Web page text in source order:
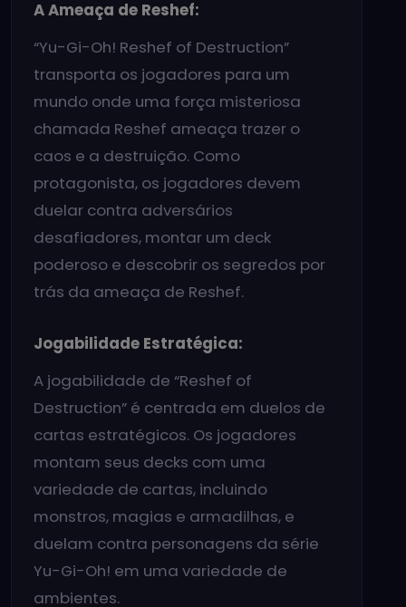
A Ameaça de Reshef:
“Yu-Gi-Oh! Reshef of Destruction”
transporta os jogadores para um
mundo onde uma força misteriosa
chamada Reshef ameaça trazer o
caos e a destruição. Como
protagonista, os jogadores devem
duelar contra adversários
desafiadores, montar um deck
poderoso e descobrir os segredos por
trás da ameaça de Reshef.
Jogabilidade Estratégica:
A jogabilidade de “Reshef of
Destruction” é centrada em duelos de
cartas estratégicos. Os jogadores
montam seus decks com uma
variedade de cartas, incluindo
monstros, magias e armadilhas, e
duelam contra personagens da série
Yu-Gi-Oh! em uma variedade de
ambientes.